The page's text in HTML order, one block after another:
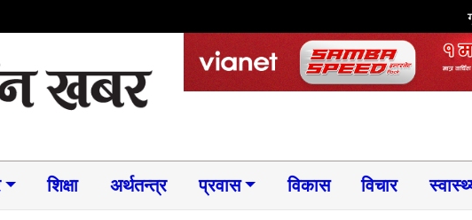
शिक्षा अर्थतन्त्र प्रवास विकास विचार